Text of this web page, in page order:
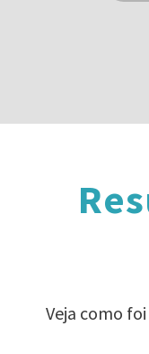
Veja como